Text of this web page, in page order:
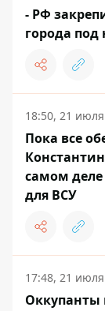
- РФ
города под
18:50, 21 июля
Пока все
самом деле
для ВСУ
17:48, 21 июля
Оккупанты